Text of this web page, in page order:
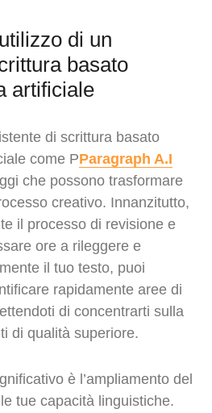
di un
basato
artificiale
di scrittura basato
come PParagraph A.I
che possono trasformare
creativo. Innanzitutto,
il processo di revisione e
ore a rileggere e
il tuo testo, puoi
rapidamente aree di
di concentrarti sulla
di qualità superiore.
è l’ampliamento del
tue capacità linguistiche.